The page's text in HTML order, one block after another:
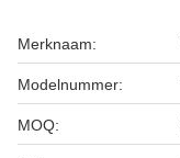
Merknaam:
Modelnummer:
MOQ: